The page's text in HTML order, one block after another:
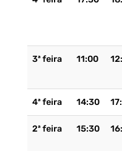
3ª feira 11:00
4ª feira 14:30
2ª feira 15:30